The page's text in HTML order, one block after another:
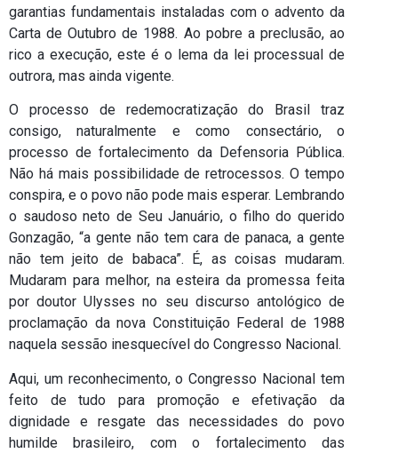
garantias fundamentais instaladas com o advento da
Carta de Outubro de 1988. Ao pobre a preclusão, ao
rico a execução, este é o lema da lei processual de
outrora, mas ainda vigente.
O processo de redemocratização do Brasil traz
consigo, naturalmente e como consectário, o
processo de fortalecimento da Defensoria Pública.
Não há mais possibilidade de retrocessos. O tempo
conspira, e o povo não pode mais esperar. Lembrando
o saudoso neto de Seu Januário, o filho do querido
Gonzagão, “a gente não tem cara de panaca, a gente
não tem jeito de babaca”. É, as coisas mudaram.
Mudaram para melhor, na esteira da promessa feita
por doutor Ulysses no seu discurso antológico de
proclamação da nova Constituição Federal de 1988
naquela sessão inesquecível do Congresso Nacional.
Aqui, um reconhecimento, o Congresso Nacional tem
feito de tudo para promoção e efetivação da
dignidade e resgate das necessidades do povo
humilde brasileiro, com o fortalecimento das